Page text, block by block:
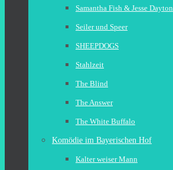
Samantha Fish & Jesse Dayton
Seiler und Speer
SHEEPDOGS
Stahlzeit
The Blind
The Answer
The White Buffalo
Komödie im Bayerischen Hof
Kalter weiser Mann